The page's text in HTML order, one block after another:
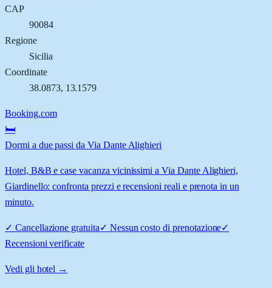
CAP
90084
Regione
Sicilia
Coordinate
38.0873, 13.1579
Booking.com
🛏️
Dormi a due passi da Via Dante Alighieri
Hotel, B&B e case vacanza vicinissimi a Via Dante Alighieri,
Giardinello: confronta prezzi e recensioni reali e prenota in un
minuto.
✓ Cancellazione gratuita✓ Nessun costo di prenotazione✓
Recensioni verificate
Vedi gli hotel →